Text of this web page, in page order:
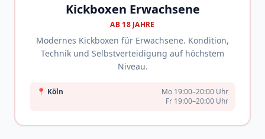
Kickboxen Erwachsene
AB 18 JAHRE
Modernes Kickboxen für Erwachsene. Kondition,
Technik und Selbstverteidigung auf höchstem
Niveau.
📍 Köln
Mo 19:00–20:00 Uhr
Fr 19:00–20:00 Uhr